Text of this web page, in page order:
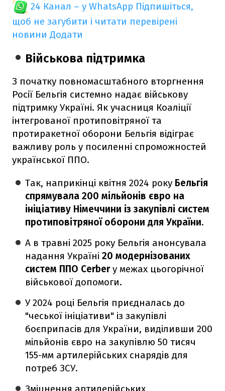
24 Канал – у WhatsApp Підпишіться,
щоб не загубити і читати перевірені
новини Додати
Військова підтримка
З початку повномасштабного вторгнення
Росії Бельгія системно надає військову
підтримку Україні. Як учасниця Коаліції
інтегрованої протиповітряної та
протиракетної оборони Бельгія відіграє
важливу роль у посиленні спроможностей
української ППО.
Так, наприкінці квітня 2024 року Бельгія
спрямувала 200 мільйонів євро на
ініціативу Німеччини із закупівлі систем
протиповітряної оборони для України.
А в травні 2025 року Бельгія анонсувала
надання Україні20 модернізованих
систем ППО Cerberу межах цьогорічної
військової допомоги.
У 2024 році Бельгія приєдналась до
"чеської ініціативи" із закупівлі
боєприпасів для України, виділивши 200
мільйонів євро на закупівлю 50 тисяч
155-мм артилерійських снарядів для
потреб ЗСУ.